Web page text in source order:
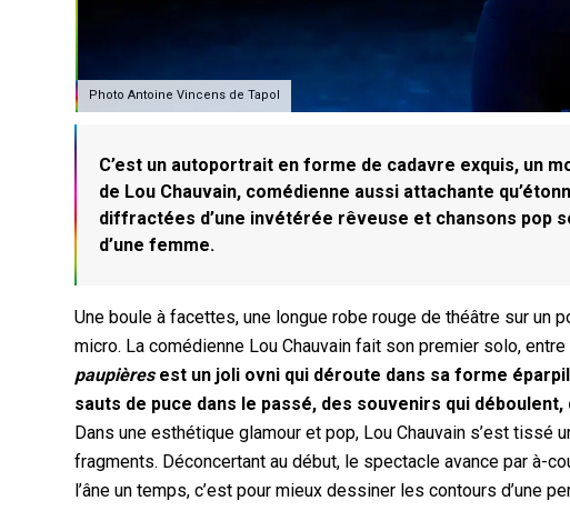
Photo Antoine Vincens de Tapol
C’est un autoportrait en forme de cadavre exquis, un
de Lou Chauvain, comédienne aussi attachante
diffractées d’une invétérée rêveuse et chansons pop
d’une femme.
Une boule à facettes, une longue robe rouge de théâtre sur un
micro. La comédienne Lou Chauvain fait son premier solo,
paupièresest un joli ovni qui déroute dans sa forme
sauts de puce dans le passé, des souvenirs qui
Dans une esthétique glamour et pop, Lou Chauvain s’est tissé
fragments. Déconcertant au début, le spectacle avance par à-
l’âne un temps, c’est pour mieux dessiner les contours d’une